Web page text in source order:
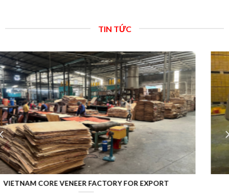
TIN TỨC
LAMINATED VENEER LUMBER (LVL)